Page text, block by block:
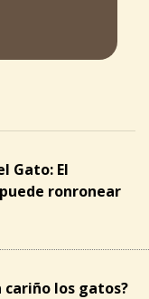
Gato: El
ronronear
cariño los gatos?